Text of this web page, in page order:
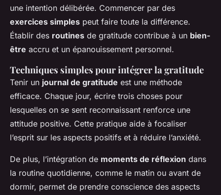
une intention délibérée. Commencer par des
exercices simples peut faire toute la différence.
Établir des routines de gratitude contribue à un bien-
être accru et un épanouissement personnel.
Techniques simples pour intégrer la gratitude
Tenir un journal de gratitude est une méthode
efficace. Chaque jour, écrire trois choses pour
lesquelles on se sent reconnaissant renforce une
attitude positive. Cette pratique aide à focaliser
l’esprit sur les aspects positifs et à réduire l’anxiété.
De plus, l’intégration de moments de réflexion dans
la routine quotidienne, comme le matin ou avant de
dormir, permet de prendre conscience des aspects